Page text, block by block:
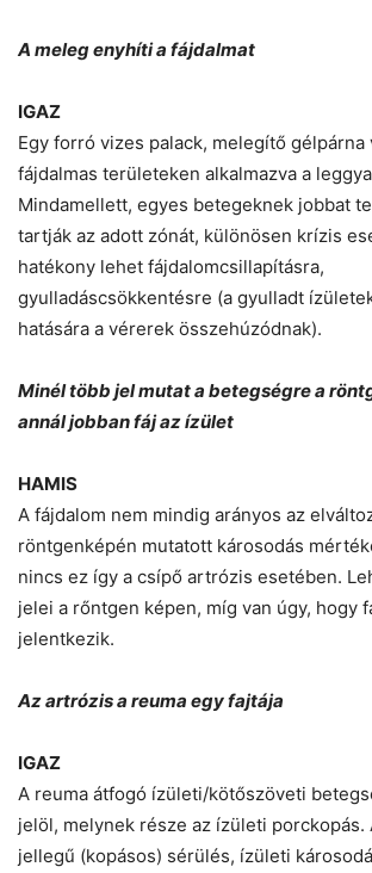
A meleg enyhíti a fájdalmat
IGAZ
Egy forró vizes palack, melegítő gélpárna
fájdalmas területeken alkalmazva a
Mindamellett, egyes betegeknek jobbat
tartják az adott zónát, különösen krízis
hatékony lehet fájdalomcsillapításra,
gyulladáscsökkentésre (a gyulladt
hatására a vérerek összehúzódnak).
Minél több jel mutat a betegségre a
annál jobban fáj az ízület
HAMIS
A fájdalom nem mindig arányos az
röntgenképén mutatott károsodás
nincs ez így a csípő artrózis esetében.
jelei a rőntgen képen, míg van úgy, hogy
jelentkezik.
Az artrózis a reuma egy fajtája
IGAZ
A reuma átfogó ízületi/kötőszöveti
jelöl, melynek része az ízületi porckopás.
jellegű (kopásos) sérülés, ízületi